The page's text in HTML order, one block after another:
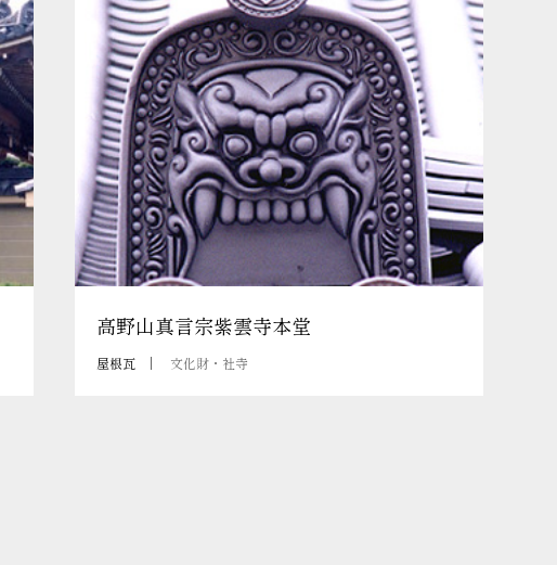
高野山真言宗紫雲寺本堂
屋根瓦 文化財・社寺